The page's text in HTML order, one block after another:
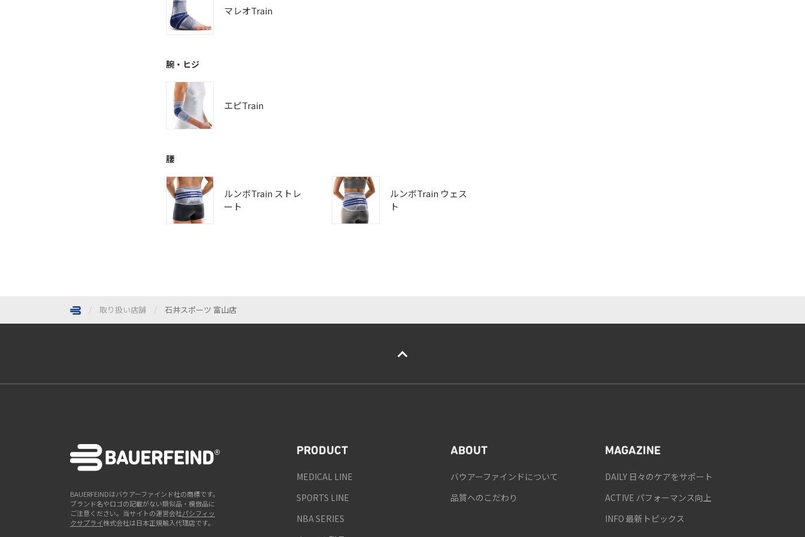
マレオTrain
腕・ヒジ
エピTrain
腰
ルンボTrain ストレ
ート
ルンボTrain ウェス
ト
取り扱い店舗 石井スポーツ 富山店
ページトップへ
BAUERFEINDはバウアーファインド社の商標です。
ブランド名やロゴの記載がない類似品・模倣品に
ご注意ください。当サイトの運営会社パシフィッ
クサプライ株式会社は日本正規輸入代理店です。
PRODUCT
MEDICAL LINE
SPORTS LINE
NBA SERIES
ABOUT
バウアーファインドについて
品質へのこだわり
MAGAZINE
DAILY 日々のケアをサポート
ACTIVE パフォーマンス向上
INFO 最新トピックス